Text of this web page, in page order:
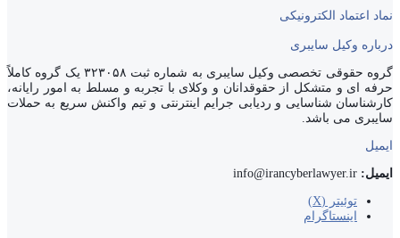
نماد اعتماد الکترونیکی
درباره وکیل سایبری
گروه حقوقی تخصصی وکیل سایبری به شماره ثبت ۳۲۳۰۵۸ یک گروه کاملاً
حرفه ای و متشکل از حقوقدانان و وکلای با تجربه و مسلط به امور رایانه،
کارشناسان شناسایی و ردیابی جرایم اینترنتی و تیم واکنش سریع به حملات
سایبری می باشد.
ایمیل
ایمیل: info@irancyberlawyer.ir
توئیتر (X)
اینستاگرام